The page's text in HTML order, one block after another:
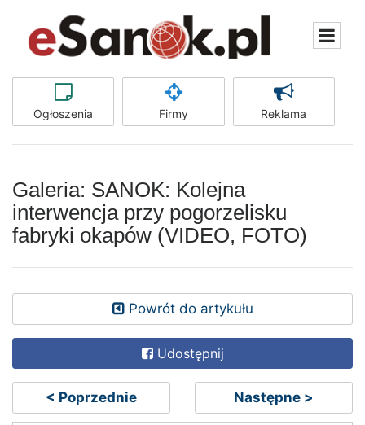
Ogłoszenia Firmy Reklama
Galeria: SANOK: Kolejna
interwencja przy pogorzelisku
fabryki okapów (VIDEO, FOTO)
Powrót do artykułu
Udostępnij
< Poprzednie Następne >